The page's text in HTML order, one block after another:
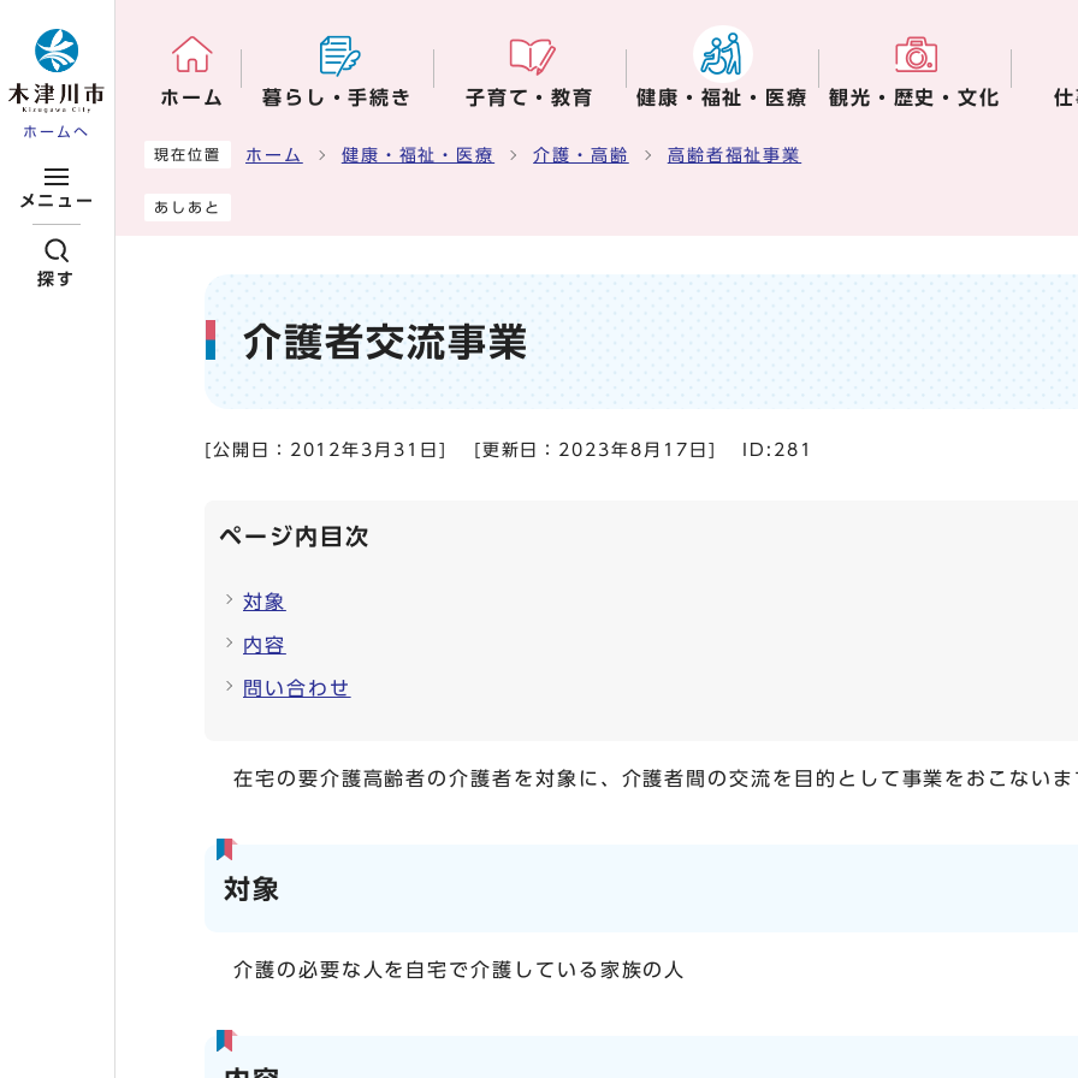
ホームへ
メニュー
探す
ホーム 暮らし・手続き 子育て・教育 健康・福祉・医療 観光・歴史・文化
ここから本文です
現在位置 ホーム 健康・福祉・医療 介護・高齢 高齢者福祉事業
あしあと
介護者交流事業
[公開日： 2012年3月31日 [更新日： 2023年8月17日 ID:281
ページ内目次
対象
内容
問い合わせ
在宅の要介護高齢者の介護者を対象に、介護者間の交流を目的として事業をおこないま
対象
介護の必要な人を自宅で介護している家族の人